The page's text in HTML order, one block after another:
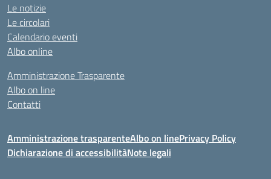
Le notizie
Le circolari
Calendario eventi
Albo online
Amministrazione Trasparente
Albo on line
Contatti
Amministrazione trasparenteAlbo on linePrivacy Policy
Dichiarazione di accessibilitàNote legali